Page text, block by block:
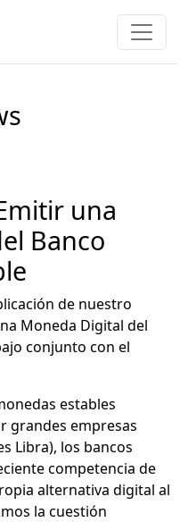
una
Banco
de nuestro
Moneda Digital del
conjunto con el
estables
grandes empresas
Libra), los bancos
competencia de
alternativa digital al
la cuestión